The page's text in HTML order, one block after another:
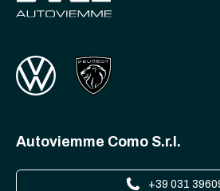
Autoviemme Como S.r.l.
+39 031